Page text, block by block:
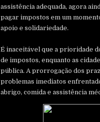
assistência adequada, agora
pagar impostos em um
apoio e solidariedade.
É inaceitável que a prioridade
de impostos, enquanto as
pública. A prorrogação dos
problemas imediatos
abrigo, comida e assistência